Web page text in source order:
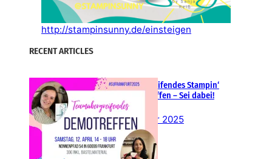
http://stampinsunny.de/einsteigen
RECENT ARTICLES
Teamübergreifendes Stampin‘
Up! Demotreffen – Sei dabei!
26. Februar 2025